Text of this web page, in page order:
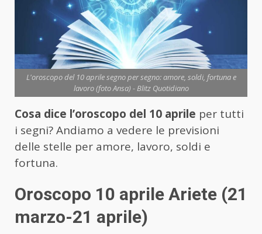
L'oroscopo del 10 aprile segno per segno: amore, soldi, fortuna e
lavoro (foto Ansa) - Blitz Quotidiano
Cosa dice l’oroscopo del 10 aprile per tutti
i segni? Andiamo a vedere le previsioni
delle stelle per amore, lavoro, soldi e
fortuna.
Oroscopo 10 aprile Ariete (21
marzo-21 aprile)